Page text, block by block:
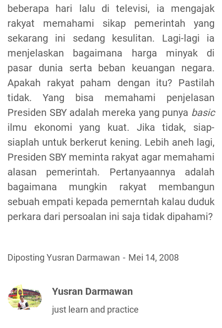
beberapa hari lalu di televisi, ia mengajak
rakyat memahami sikap pemerintah yang
sekarang ini sedang kesulitan. Lagi-lagi ia
menjelaskan bagaimana harga minyak di
pasar dunia serta beban keuangan negara.
Apakah rakyat paham dengan itu? Pastilah
tidak. Yang bisa memahami penjelasan
Presiden SBY adalah mereka yang punya basic
ilmu ekonomi yang kuat. Jika tidak, siap-
siaplah untuk berkerut kening. Lebih aneh lagi,
Presiden SBY meminta rakyat agar memahami
alasan pemerintah. Pertanyaannya adalah
bagaimana mungkin rakyat membangun
sebuah empati kepada pemerntah kalau duduk
perkara dari persoalan ini saja tidak dipahami?
Diposting Yusran Darmawan Mei 14, 2008
Yusran Darmawan
just learn and practice